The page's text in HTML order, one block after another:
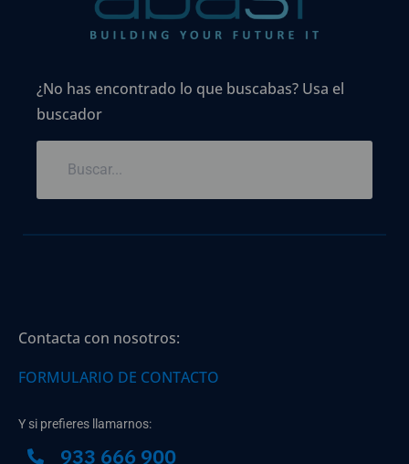
¿No has encontrado lo que buscabas? Usa el
buscador
Contacta con nosotros:
FORMULARIO DE CONTACTO
Y si prefieres llamarnos:
933 666 900